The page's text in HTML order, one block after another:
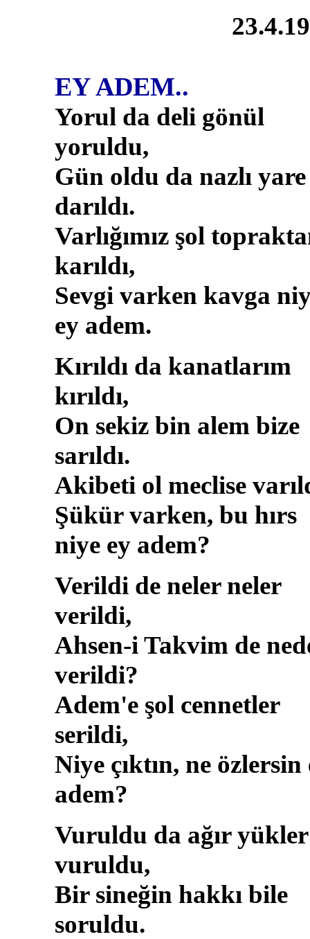
EY ADEM..
Yorul da deli gönül
yoruldu,
Gün oldu da nazlı yare
darıldı.
Varlığımız şol
karıldı,
Sevgi varken kavga
ey adem.
Kırıldı da kanatlarım
kırıldı,
On sekiz bin alem bize
sarıldı.
Akibeti ol meclise
Şükür varken, bu hırs
niye ey adem?
Verildi de neler neler
verildi,
Ahsen-i Takvim de
verildi?
Adem'e şol cennetler
serildi,
Niye çıktın, ne özlersin
adem?
Vuruldu da ağır yükler
vuruldu,
Bir sineğin hakkı bile
soruldu.